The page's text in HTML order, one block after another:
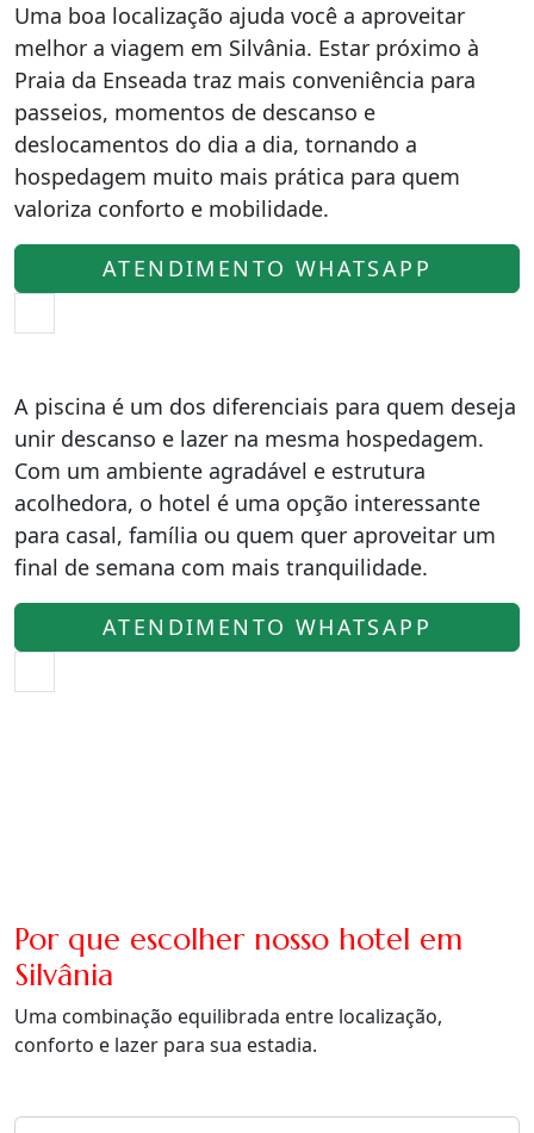
Uma boa localização ajuda você a aproveitar
melhor a viagem em Silvânia. Estar próximo à
Praia da Enseada traz mais conveniência para
passeios, momentos de descanso e
deslocamentos do dia a dia, tornando a
hospedagem muito mais prática para quem
valoriza conforto e mobilidade.
ATENDIMENTO WHATSAPP
A piscina é um dos diferenciais para quem deseja
unir descanso e lazer na mesma hospedagem.
Com um ambiente agradável e estrutura
acolhedora, o hotel é uma opção interessante
para casal, família ou quem quer aproveitar um
final de semana com mais tranquilidade.
ATENDIMENTO WHATSAPP
Por que escolher nosso hotel em
Silvânia
Uma combinação equilibrada entre localização,
conforto e lazer para sua estadia.